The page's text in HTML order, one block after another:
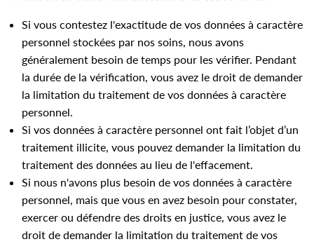
Si vous contestez l'exactitude de vos données à caractère
personnel stockées par nos soins, nous avons
généralement besoin de temps pour les vérifier. Pendant
la durée de la vérification, vous avez le droit de demander
la limitation du traitement de vos données à caractère
personnel.
Si vos données à caractère personnel ont fait l’objet d’un
traitement illicite, vous pouvez demander la limitation du
traitement des données au lieu de l'effacement.
Si nous n'avons plus besoin de vos données à caractère
personnel, mais que vous en avez besoin pour constater,
exercer ou défendre des droits en justice, vous avez le
droit de demander la limitation du traitement de vos